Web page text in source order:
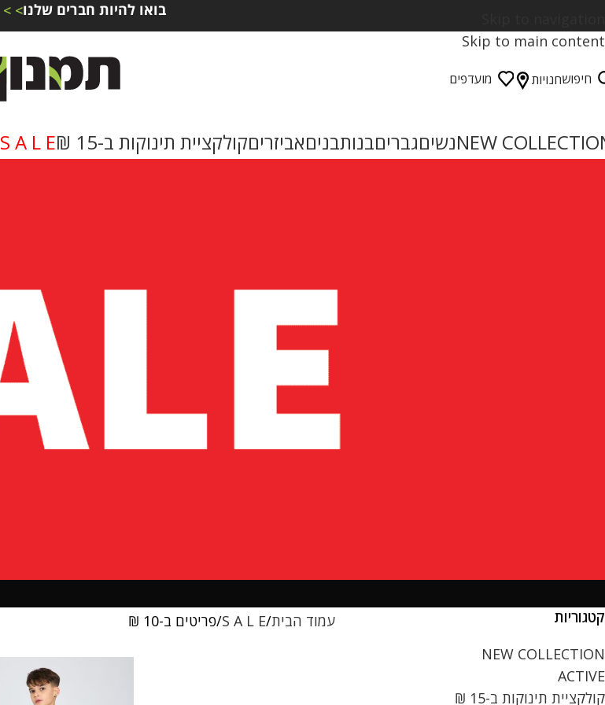
Skip to main content
> >בואו להיות חברים שלנו
חיפושחנויות מועדפים
NEWנשיםגבריםבנותבניםאביזריםקולקציית תינוקות ב-15 ₪ S A L E
קטגוריות
NEW COLLECTION
ACTIVE
קולקציית תינוקות ב-15 ₪
עמוד הבית S A L E פריטים ב-10 ₪